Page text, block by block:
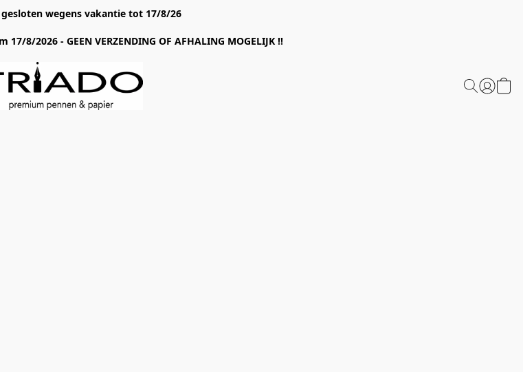
wegens vakantie tot 17/8/26
17/8/2026 - GEEN VERZENDING OF AFHALING MOGELIJK !!